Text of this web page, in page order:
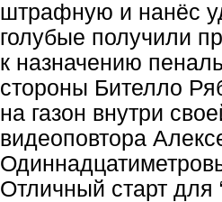
штрафную и нанёс
голубые получили
к назначению
стороны Бителло
на газон внутри
видеоповтора
Отличный старт для